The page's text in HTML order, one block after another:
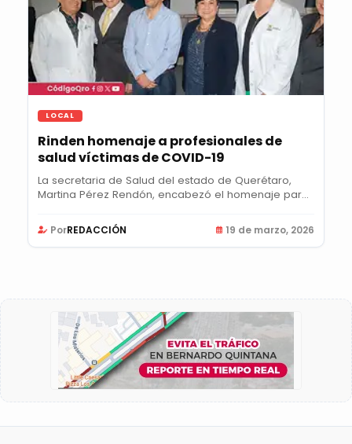
LOCAL
Rinden homenaje a profesionales de
salud víctimas de COVID-19
La secretaria de Salud del estado de Querétaro,
Martina Pérez Rendón, encabezó el homenaje para
PorREDACCIÓN 19 de marzo, 2026